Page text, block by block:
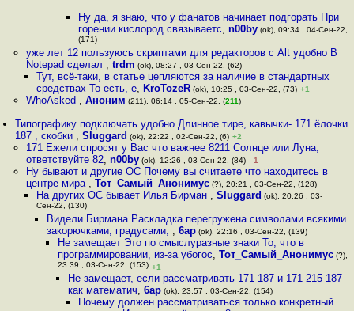
Ну да, я знаю, что у фанатов начинает подгорать При
горении кислород связываетс,n00by (ok), 09:34 , 04-Сен-22,
(171)
уже лет 12 пользуюсь скриптами для редакторов с Alt удобно В
Notepad сделал , trdm (ok), 08:27 , 03-Сен-22, (62)
Тут, всё-таки, в статье цепляются за наличие в стандартных
средствах То есть, е, KroTozeR(ok), 10:25 , 03-Сен-22, (73) +1
WhoAsked , Аноним (211), 06:14 , 05-Сен-22, (211)
Типографику подключать удобно Длинное тире, кавычки- 171 ёлочки
187 , скобки ,Sluggard (ok), 22:22 , 02-Сен-22, (6) +2
171 Ежели спросят у Вас что важнее 8211 Солнце или Луна,
ответствуйте 82, n00by(ok), 12:26 , 03-Сен-22, (84) –1
Ну бывают и другие ОС Почему вы считаете что находитесь в
центре мира , Тот_Самый_Анонимус(?), 20:21 , 03-Сен-22, (128)
На других ОС бывает Илья Бирман , Sluggard (ok), 20:26 , 03-
Сен-22, (130)
Видели Бирмана Раскладка перегружена символами всякими
закорючками, градусами, ,6ap (ok), 22:16 , 03-Сен-22, (139)
Не замещает Это по смыслуразные знаки То, что в
программировании, из-за убогос, Тот_Самый_Анонимус(?),
23:39 , 03-Сен-22, (153) +1
Не замещает, если рассматривать 171 187 и 171 215 187
как математич, 6ap(ok), 23:57 , 03-Сен-22, (154)
Почему должен рассматриваться только конкретный